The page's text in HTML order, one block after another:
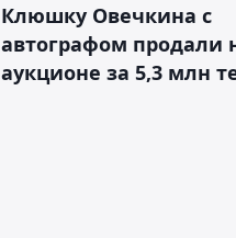
Клюшку Овечкина с
автографом продали
аукционе за 5,3 млн